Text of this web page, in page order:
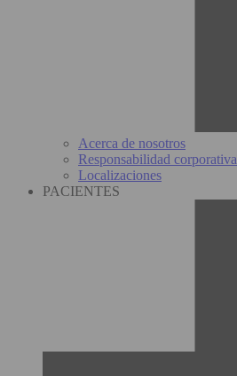
Acerca de nosotros
Responsabilidad corporativa
Localizaciones
PACIENTES